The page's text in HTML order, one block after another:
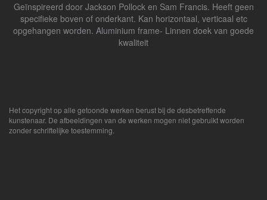
Geïnspireerd door Jackson Pollock en Sam Francis. Heeft geen
specifieke boven of onderkant. Kan horizontaal, verticaal etc
opgehangen worden. Aluminium frame- Linnen doek van goede
kwaliteit
Het copyright op alle getoonde werken berust bij de desbetreffende
kunstenaar. De afbeeldingen van de werken mogen niet gebruikt worden
zonder schriftelijke toestemming.